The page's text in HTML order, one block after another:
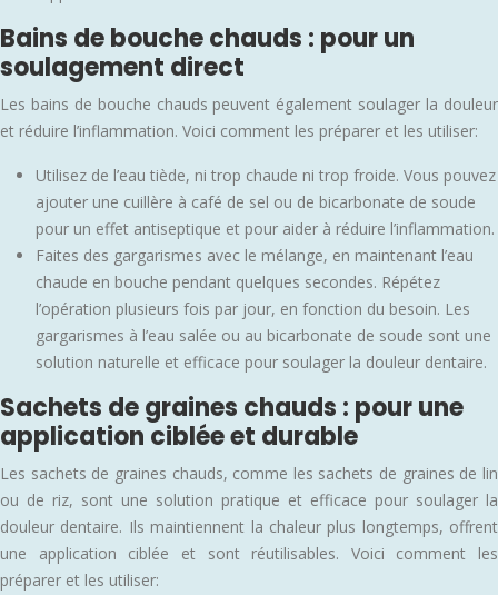
Bains de bouche chauds : pour un
soulagement direct
Les bains de bouche chauds peuvent également soulager la douleur
et réduire l’inflammation. Voici comment les préparer et les utiliser:
Utilisez de l’eau tiède, ni trop chaude ni trop froide. Vous pouvez
ajouter une cuillère à café de sel ou de bicarbonate de soude
pour un effet antiseptique et pour aider à réduire l’inflammation.
Faites des gargarismes avec le mélange, en maintenant l’eau
chaude en bouche pendant quelques secondes. Répétez
l’opération plusieurs fois par jour, en fonction du besoin. Les
gargarismes à l’eau salée ou au bicarbonate de soude sont une
solution naturelle et efficace pour soulager la douleur dentaire.
Sachets de graines chauds : pour une
application ciblée et durable
Les sachets de graines chauds, comme les sachets de graines de lin
ou de riz, sont une solution pratique et efficace pour soulager la
douleur dentaire. Ils maintiennent la chaleur plus longtemps, offrent
une application ciblée et sont réutilisables. Voici comment les
préparer et les utiliser: